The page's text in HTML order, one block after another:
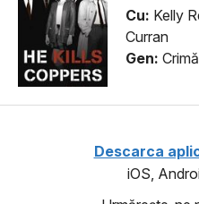
Cu: Kelly
Curran
Gen:
Descarca
iOS,